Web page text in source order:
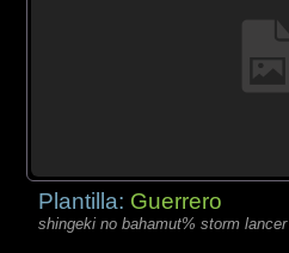
Plantilla: Guerrero
shingeki no bahamut% storm lancer